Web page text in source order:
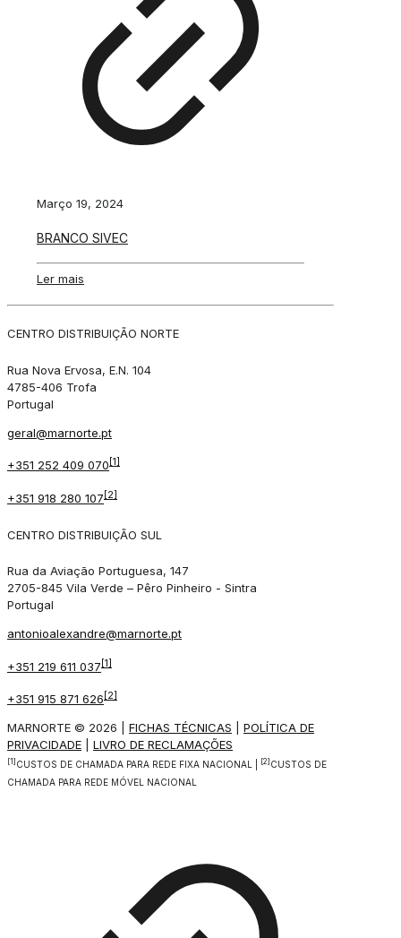
Março 19, 2024
BRANCO SIVEC
Ler mais
CENTRO DISTRIBUIÇÃO NORTE
Rua Nova Ervosa, E.N. 104
4785-406 Trofa
Portugal
geral@marnorte.pt
+351 252 409 070 [1]
+351 918 280 107 [2]
CENTRO DISTRIBUIÇÃO SUL
Rua da Aviação Portuguesa, 147
2705-845 Vila Verde – Pêro Pinheiro - Sintra
Portugal
antonioalexandre@marnorte.pt
+351 219 611 037 [1]
+351 915 871 626 [2]
MARNORTE © 2026 | FICHAS TÉCNICAS
POLÍTICA DE
PRIVACIDADE
LIVRO DE RECLAMAÇÕES
[1] CUSTOS DE CHAMADA PARA REDE FIXA NACIONAL | [2] CUSTOS DE
CHAMADA PARA REDE MÓVEL NACIONAL